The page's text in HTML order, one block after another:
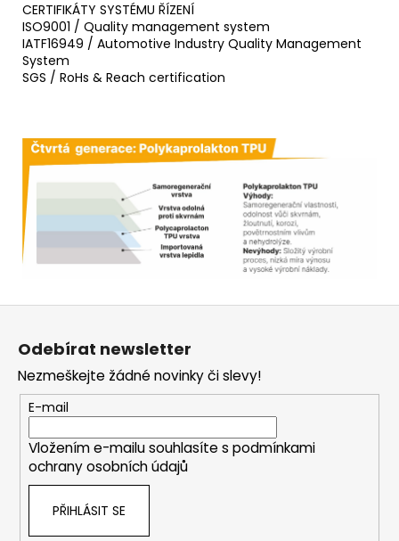
CERTIFIKÁTY SYSTÉMU ŘÍZENÍ
ISO9001 / Quality management system
IATF16949 / Automotive Industry Quality Management
System
SGS / RoHs & Reach certification
Z
Odebírat newsletter
Nezmeškejte žádné novinky či slevy!
E-mail
Vložením e-mailu souhlasíte s podmínkami
ochrany osobních údajů
PŘIHLÁSIT SE